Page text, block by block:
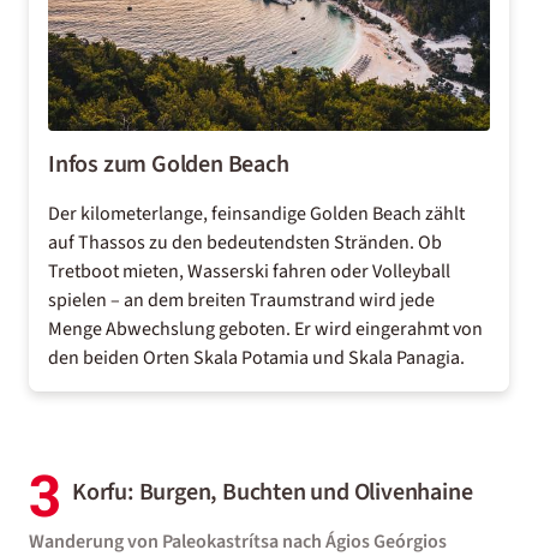
Infos zum Golden Beach
Der kilometerlange, feinsandige Golden Beach zählt
auf Thassos zu den bedeutendsten Stränden. Ob
Tretboot mieten, Wasserski fahren oder Volleyball
spielen – an dem breiten Traumstrand wird jede
Menge Abwechslung geboten. Er wird eingerahmt von
den beiden Orten Skala Potamia und Skala Panagia.
3 Korfu: Burgen, Buchten und Olivenhaine
Wanderung von Paleokastrítsa nach Ágios Geórgios